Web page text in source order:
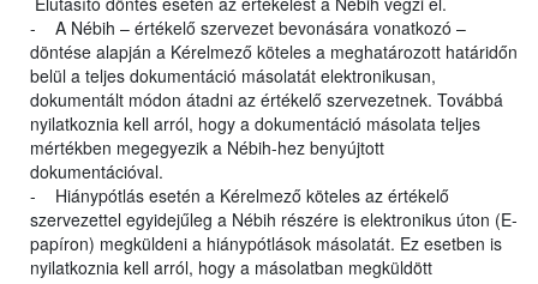
- A Nébih – értékelő szervezet bevonására vonatkozó –
döntése alapján a Kérelmező köteles a meghatározott határidőn
belül a teljes dokumentáció másolatát elektronikusan,
dokumentált módon átadni az értékelő szervezetnek. Továbbá
nyilatkoznia kell arról, hogy a dokumentáció másolata teljes
mértékben megegyezik a Nébih-hez benyújtott
dokumentációval.
- Hiánypótlás esetén a Kérelmező köteles az értékelő
szervezettel egyidejűleg a Nébih részére is elektronikus úton (E-
papíron) megküldeni a hiánypótlások másolatát. Ez esetben is
nyilatkoznia kell arról, hogy a másolatban megküldött